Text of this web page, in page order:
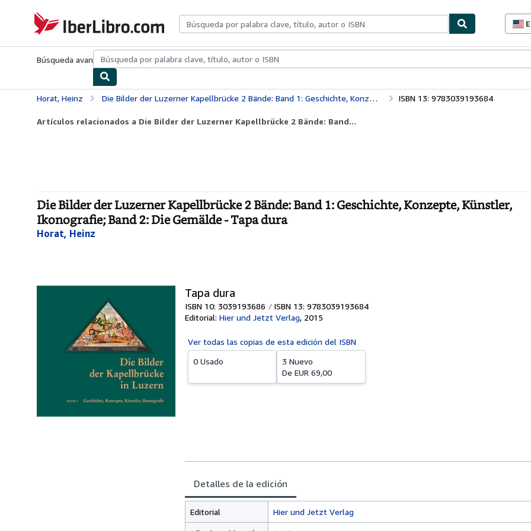
IberLibro.com
Búsqueda avanzadaColecciones Libros antiguosArte y coleccionismo
Horat, Heinz Die Bilder der Luzerner Kapellbrücke 2 Bände: Band 1: Geschichte, Konzepte, Künstler, Ikonografie; Band 2: Die Gemälde ISBN 13: 9783039193684
Artículos relacionados a Die Bilder der Luzerner Kapellbrücke 2 Bände: Band...
Die Bilder der Luzerner Kapellbrücke 2 Bände: Band 1: Geschichte, Konzepte, Künstler,
Ikonografie; Band 2: Die Gemälde - Tapa dura
Horat, Heinz
Tapa dura
ISBN 10: 3039193686
ISBN 13: 9783039193684
Editorial: Hier und Jetzt Verlag, 2015
Ver todas las copias de esta edición del ISBN
0 Usado
3 Nuevo
De EUR 69,00
Detalles de la edición
Editorial Hier und Jetzt Verlag